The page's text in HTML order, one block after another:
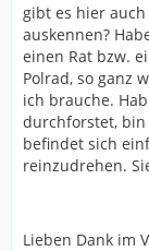
gibt es hier
auskennen?
einen Rat bzw.
Polrad, so ganz
ich brauche.
durchforstet, bin
befindet sich
reinzudrehen.
Lieben Dank im